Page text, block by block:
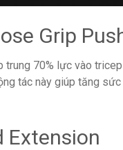
Grip
trung 70% lực vào
tác này giúp tăng
Extension